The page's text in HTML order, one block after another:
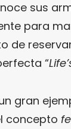
sus
para
de
“
gran
concepto